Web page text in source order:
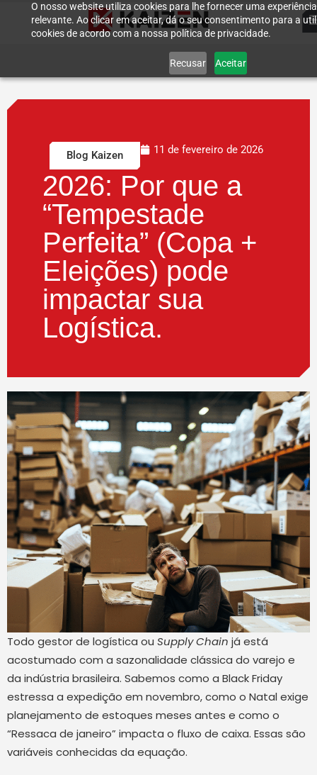
O nosso website utiliza cookies para lhe fornecer uma
relevante. Ao clicar em aceitar, dá o seu consentimento para a
cookies de acordo com a nossa política de privacidade.
Recusar Aceitar
Blog Kaizen 11 de fevereiro de 2026
2026: Por que a
“Tempestade
Perfeita” (Copa +
Eleições) pode
impactar sua
Logística.
Todo gestor de logística ou Supply Chain já está
acostumado com a sazonalidade clássica do varejo e
da indústria brasileira. Sabemos como a Black Friday
estressa a expedição em novembro, como o Natal exige
planejamento de estoques meses antes e como o
“Ressaca de janeiro” impacta o fluxo de caixa. Essas são
variáveis conhecidas da equação.